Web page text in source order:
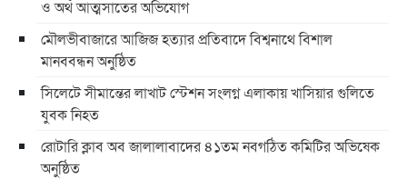
ও অর্থ আত্মসাতের অভিযোগ
মৌলভীবাজারে আজিজ হত্যার প্রতিবাদে বিশ্বনাথে বিশাল
মানববন্ধন অনুষ্ঠিত
সিলেটে সীমান্তের লাখাট স্টেশন সংলগ্ন এলাকায় খাসিয়ার গুলিতে
যুবক নিহত
রোটারি ক্লাব অব জালালাবাদের ৪১তম নবগঠিত কমিটির অভিষেক
অনুষ্ঠিত